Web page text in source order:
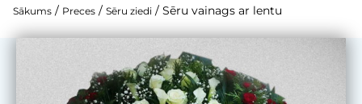
Sākums / Preces / Sēru ziedi / Sēru vainags ar lentu